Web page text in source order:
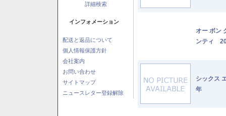
詳細検索
インフォメーション
配送と返品について
個人情報保護方針
会社案内
お問い合わせ
サイトマップ
ニュースレター登録解除
オー ボン
ンティ
シックス
年